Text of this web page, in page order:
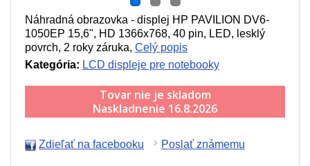
Náhradná obrazovka - displej HP PAVILION DV6-
1050EP 15,6", HD 1366x768, 40 pin, LED, lesklý
povrch, 2 roky záruka, Celý popis
Kategória: LCD displeje pre notebooky
Tovar nie je skladom
Naskladnenie 16.8.2026
Zdieľať na facebooku Poslať známemu